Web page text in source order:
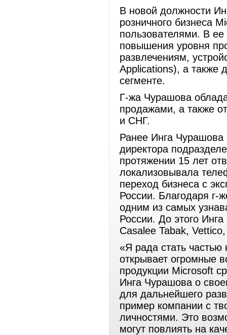
В новой должности
розничного бизнеса
пользователями. В ее
повышения уровня
развлечениям,
Applications), а также
сегменте.
Г-жа Чурашова
продажами, а также
и СНГ.
Ранее Инга Чурашова
директора
протяжении 15 лет
локализовывала
переход бизнеса с
России. Благодаря г-
одним из самых
России. До этого
Casalee Tabak,
«Я рада стать
открывает огромные
продукции Microsoft
Инга Чурашова о
для дальнейшего
пример компании с
личностями. Это
могут повлиять на